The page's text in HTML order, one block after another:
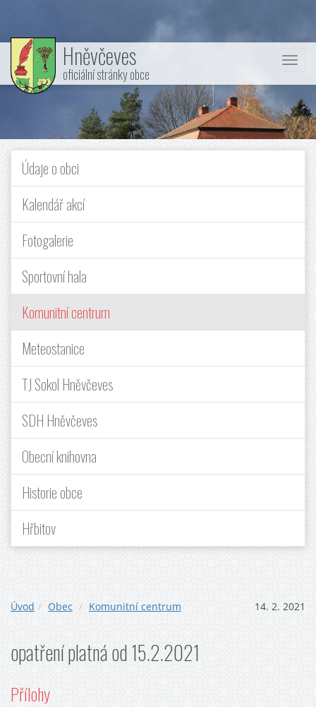
Hněvčeves
oficiální stránky obce
Údaje o obci
Kalendář akcí
Fotogalerie
Sportovní hala
Komunitní centrum
Meteostanice
TJ Sokol Hněvčeves
SDH Hněvčeves
Obecní knihovna
Historie obce
Hřbitov
Úvod Obec Komunitní centrum 14. 2. 2021
opatření platná od 15.2.2021
Přílohy